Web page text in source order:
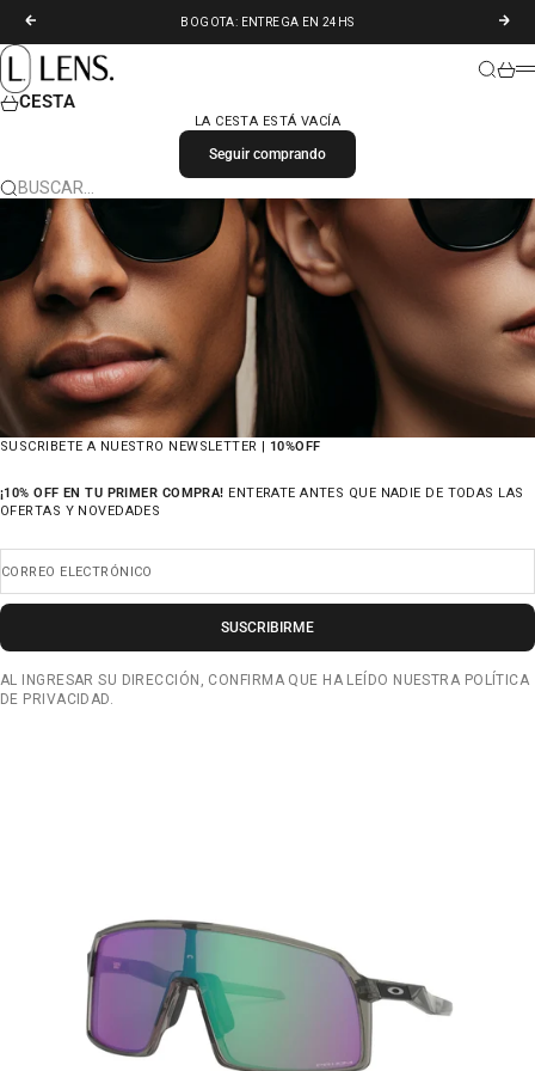
ANTERIOR
BOGOTA: ENTREGA EN 24HS
LENS. COLOMBIA
BUSCAR
CESTA
LA CESTA ESTÁ VACÍA
Seguir comprando
BUSCAR…
SUSCRIBETE A NUESTRO NEWSLETTER | 10%OFF
¡10% OFF EN TU PRIMER COMPRA! ENTERATE ANTES QUE NADIE DE TODAS LAS
OFERTAS Y NOVEDADES
CORREO ELECTRÓNICO
SUSCRIBIRME
AL INGRESAR SU DIRECCIÓN, CONFIRMA QUE HA LEÍDO NUESTRA POLÍTICA
DE PRIVACIDAD.